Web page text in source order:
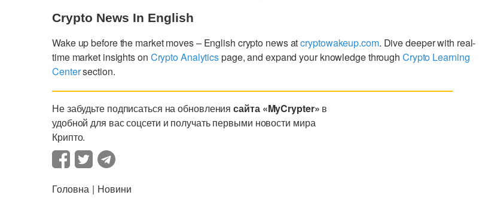
Crypto News In English
Wake up before the market moves – English crypto news atcryptowakeup.com. Dive deeper with real-
time market insights on Crypto Analyticspage, and expand your knowledge through Crypto Learning
Centersection.
Не забудьте подписаться на обновлениясайта «MyCrypter» в
удобной для вас соцсети и получать первыми новости мира
Крипто.
Головна Новини